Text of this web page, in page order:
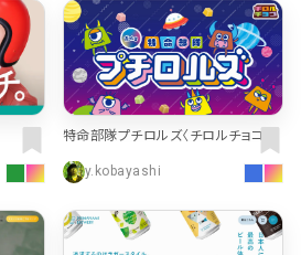
特命部隊プチロルズ〈チロルチョコ株
y.kobayashi